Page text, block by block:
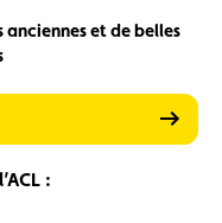
anciennes et de belles
: